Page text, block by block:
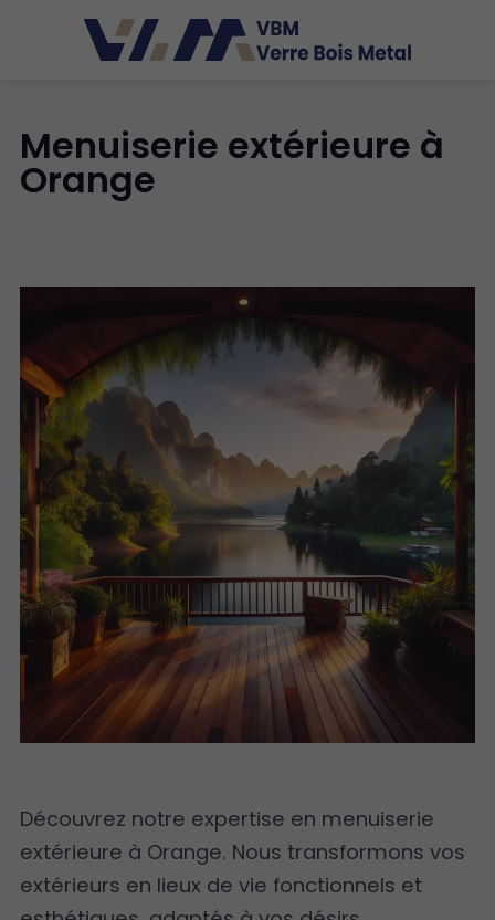
Menuiserie extérieure à
Orange
Découvrez notre expertise en menuiserie
extérieure à Orange. Nous transformons vos
extérieurs en lieux de vie fonctionnels et